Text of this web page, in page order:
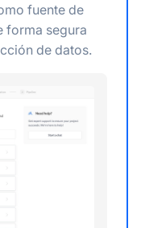
fuente de
forma segura
de datos.